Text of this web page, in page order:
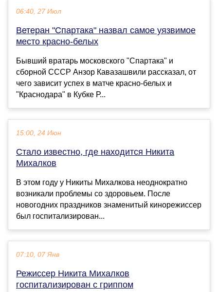
06:40, 27 Июл
Ветеран "Спартака" назвал самое уязвимое
место красно-белых
Бывший вратарь московского "Спартака" и
сборной СССР Анзор Кавазашвили рассказал, от
чего зависит успех в матче красно-белых и
"Краснодара" в Кубке Р...
15:00, 24 Июн
Стало известно, где находится Никита
Михалков
В этом году у Никиты Михалкова неоднократно
возникали проблемы со здоровьем. После
новогодних праздников знаменитый кинорежиссер
был госпитализирован...
07:10, 07 Янв
Режиссер Никита Михалков
госпитализирован с гриппом